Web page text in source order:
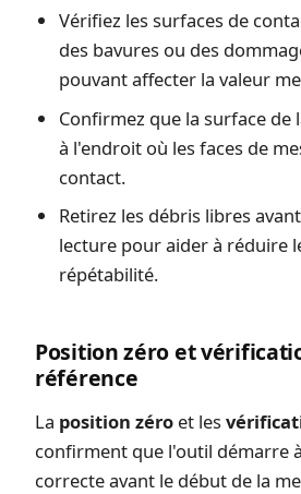
Vérifiez les surfaces de
des bavures ou des
pouvant affecter la valeur
Confirmez que la surface de
à l'endroit où les faces de
contact.
Retirez les débris libres
lecture pour aider à réduire
répétabilité.
Position zéro et
référence
La position zéro et les
confirment que l'outil démarre
correcte avant le début de la